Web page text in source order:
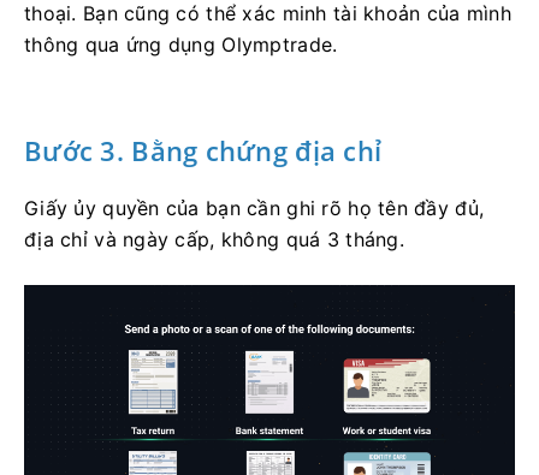
thoại. Bạn cũng có thể xác minh tài khoản của mình
thông qua ứng dụng Olymptrade.
Bước 3. Bằng chứng địa chỉ
Giấy ủy quyền của bạn cần ghi rõ họ tên đầy đủ,
địa chỉ và ngày cấp, không quá 3 tháng.